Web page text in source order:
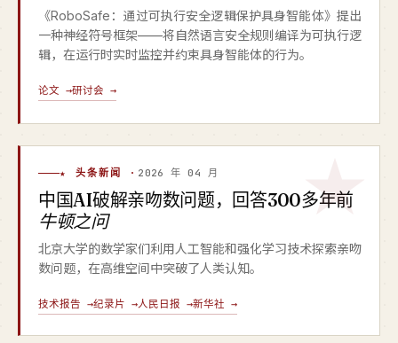
《RoboSafe：通过可执行安全逻辑保护具身智能体》提出
一种神经符号框架——将自然语言安全规则编译为可执行逻
辑，在运行时实时监控并约束具身智能体的行为。
论文 →研讨会 →
★ 头条新闻 · 2026 年 04 月
中国AI破解亲吻数问题，回答300多年前
牛顿之问
北京大学的数学家们利用人工智能和强化学习技术探索亲吻
数问题，在高维空间中突破了人类认知。
技术报告 →纪录片 →人民日报 →新华社 →